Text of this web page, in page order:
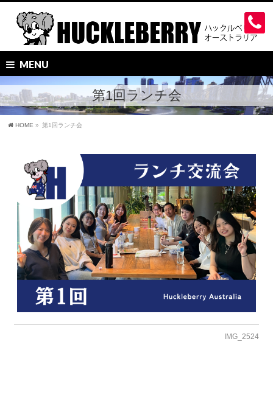
MENU
第1回ランチ会
HOME » 第1回ランチ会
IMG_2524